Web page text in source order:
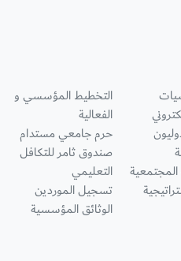
التخطيط المؤسسي و
الفعالية
حرم جامعي مستدام
صندوق ثامر للتكافل
التعليمي
تسجيل الموردين
الوثائق المؤسسية